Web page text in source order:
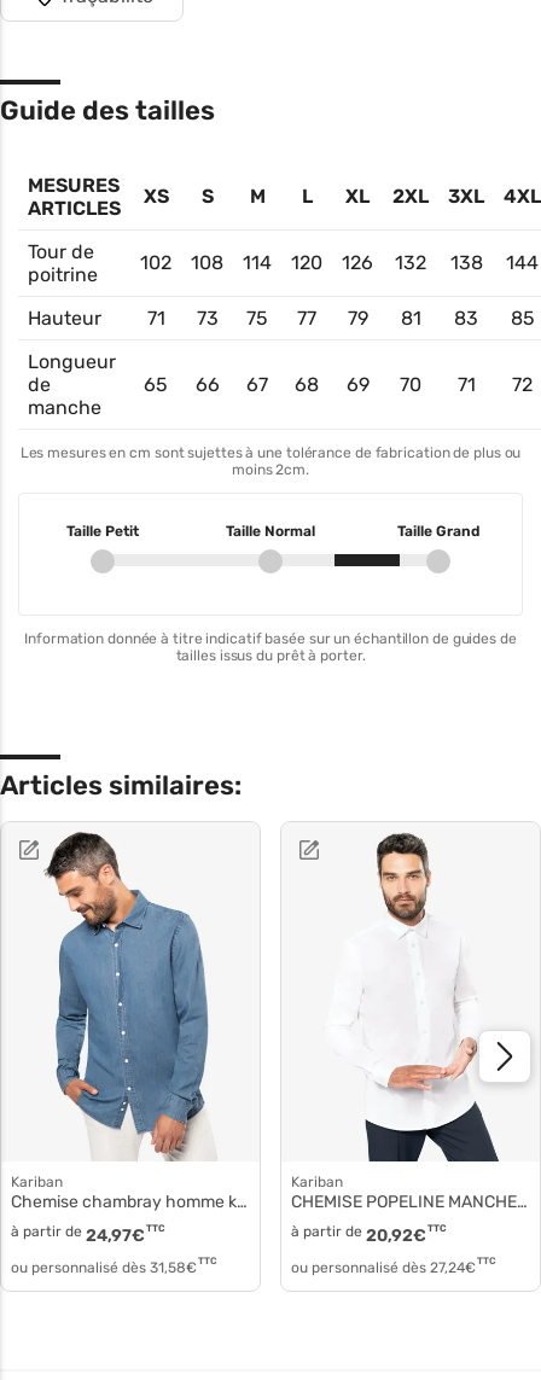
Guide des tailles
MESURES
ARTICLES
XS S M L XL 2XL 3XL 4XL
Tour de
poitrine
102 108 114 120 126 132 138 144
Hauteur 71 73 75 77 79 81 83
85
Longueur
de
manche
65 66 67 68 69 70 71 72
Les mesures en cm sont sujettes à une tolérance de fabrication de plus ou
moins 2cm.
Taille Petit Taille Normal Taille Grand
Information donnée à titre indicatif basée sur un échantillon de guides de
tailles issus du prêt à porter.
Articles similaires:
Kariban
Chemise chambray homme k512
à partir de 24,97€ TTC
ou personnalisé dès 31,58€ TTC
Kariban
CHEMISE POPELINE MANCHES LONGUES HOMME k513
à partir de 20,92€ TTC
ou personnalisé dès 27,24€ TTC